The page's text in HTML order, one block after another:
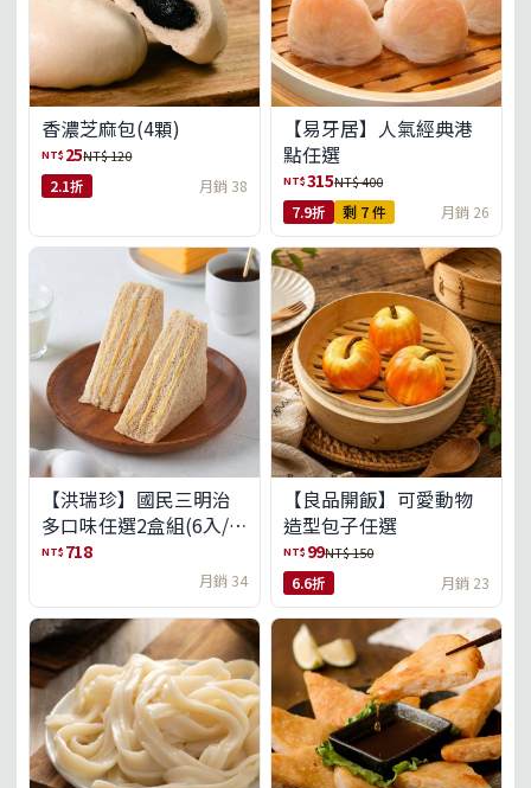
香濃芝麻包(4顆)
NT$ 25NT$ 120
2.1折 月銷 38
【易牙居】人氣經典港
點任選
NT$315NT$ 400
7.9折 剩 7 件 月銷 26
【洪瑞珍】國民三明治
多口味任選2盒組(6入/
盒)(免運)
NT$ 718
月銷 34
【良品開飯】可愛動物
造型包子任選
NT$ 99NT$ 150
6.6折 月銷 23